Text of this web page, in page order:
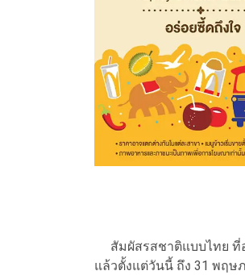
สัมผัสรสชาติแบบไทย ที่อ
แล้วตั้งแต่วันนี้ ถึง 31 พฤ